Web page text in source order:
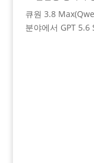
큐원 3.8
분야에서 GPT